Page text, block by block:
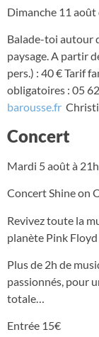
Dimanche 11 août
Balade-toi autour
paysage. A partir
pers.) : 40 € Tarif
obligatoires : 05
barousse.fr
Concert
Mardi 5 août à
Concert Shine on
Revivez toute la
planète Pink Floyd
Plus de 2h de
passionnés, pour
totale…
Entrée 15€